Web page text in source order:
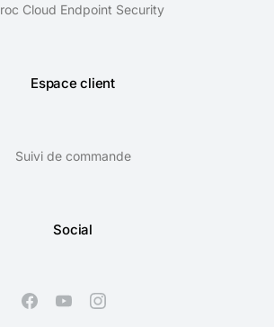
Cloud Endpoint Security
Espace client
Suivi de commande
Social